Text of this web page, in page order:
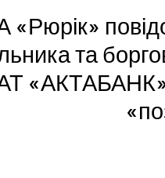
«Рюрік»
та
«АКТАБАНК»